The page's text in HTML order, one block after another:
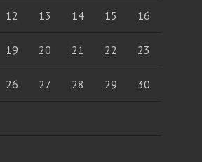
12 13 14 15 16
19 20 21 22 23
26 27 28 29 30